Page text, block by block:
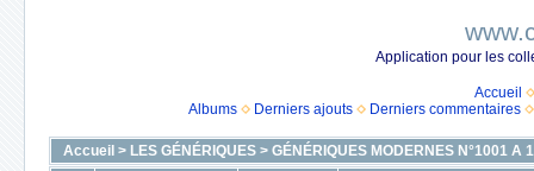
Application pour les
Accueil
Albums
Derniers ajouts Derniers commentaires
Accueil > LES GÉNÉRIQUES > GÉNÉRIQUES MODERNES N°1001 A